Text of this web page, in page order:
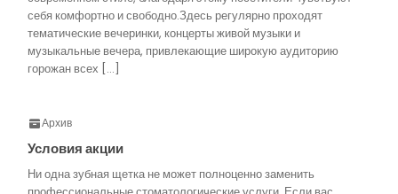
себя комфортно и свободно.Здесь регулярно проходят
тематические вечеринки, концерты живой музыки и
музыкальные вечера, привлекающие широкую аудиторию
горожан всех […]
Архив
Условия акции
Ни одна зубная щетка не может полноценно заменить